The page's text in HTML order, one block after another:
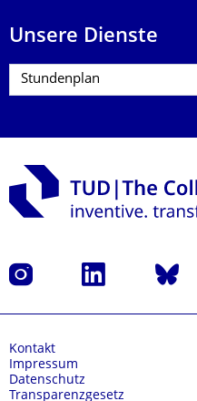
Unsere Dienste
Instagram LinkedIn Bluesky
Kontakt
Impressum
Datenschutz
Transparenzgesetz